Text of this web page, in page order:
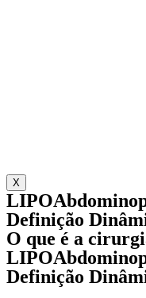
X
Definição
O que é a
Definição